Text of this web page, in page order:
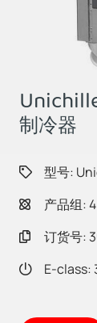
制冷器
型号:
产品组: 4
订货号:
E-class: